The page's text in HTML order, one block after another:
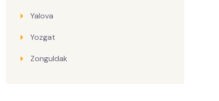
Yalova
Yozgat
Zonguldak